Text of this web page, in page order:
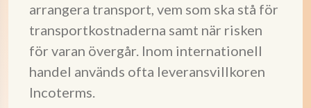
arrangera transport, vem som ska stå för
transportkostnaderna samt när risken
för varan övergår. Inom internationell
handel används ofta leveransvillkoren
Incoterms.